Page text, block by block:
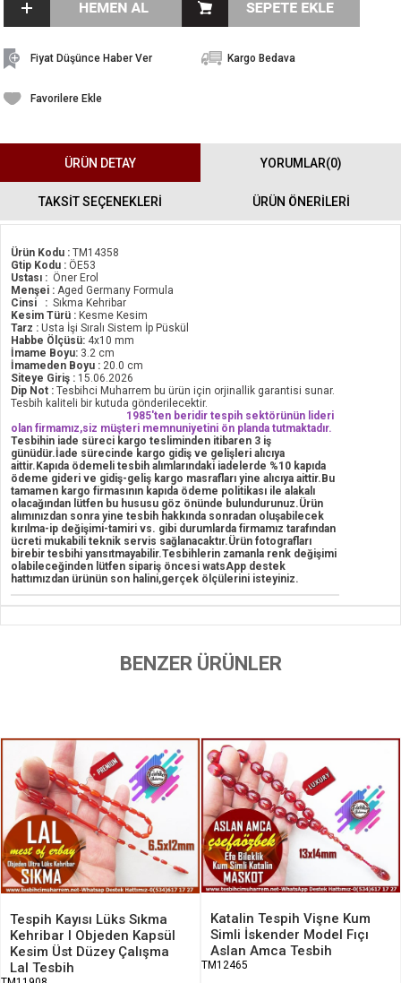
Fiyat Düşünce Haber Ver Kargo Bedava
Favorilere Ekle
ÜRÜN DETAY YORUMLAR(0)
TAKSİT SEÇENEKLERİ ÜRÜN ÖNERILERI
Ürün Kodu : TM14358
Gtip Kodu : ÖE53
Ustası : Öner Erol
Menşei : Aged Germany Formula
Cinsi : Sıkma Kehribar
Kesim Türü : Kesme Kesim
Tarz : Usta İşi Sıralı Sistem İp Püskül
Habbe Ölçüsü: 4x10 mm
İmame Boyu: 3.2 cm
İmameden Boyu : 20.0 cm
Siteye Giriş : 15.06.2026
Dip Not : Tesbihci Muharrem bu ürün için orjinallik garantisi sunar.
Tesbih kaliteli bir kutuda gönderilecektir.
1985'ten beridir tespih sektörünün lideri
olan firmamız,siz müşteri memnuniyetini ön planda tutmaktadır.
Tesbihin iade süreci kargo tesliminden itibaren 3 iş
günüdür.İade sürecinde kargo gidiş ve gelişleri alıcıya
aittir.Kapıda ödemeli tesbih alımlarındaki iadelerde %10 kapıda
ödeme gideri ve gidiş-geliş kargo masrafları yine alıcıya aittir.Bu
tamamen kargo firmasının kapıda ödeme politikası ile alakalı
olacağından lütfen bu hususu göz önünde bulundurunuz.Ürün
alımınızdan sonra yine tesbih hakkında sonradan oluşabilecek
kırılma-ip değişimi-tamiri vs. gibi durumlarda firmamız tarafından
ücreti mukabili teknik servis sağlanacaktır.Ürün fotografları
birebir tesbihi yansıtmayabilir.Tesbihlerin zamanla renk değişimi
olabileceğinden lütfen sipariş öncesi watsApp destek
hattımızdan ürünün son halini,gerçek ölçülerini isteyiniz.
BENZER ÜRÜNLER
Tespih Kayısı Lüks Sıkma
Kehribar I Objeden Kapsül
Kesim Üst Düzey Çalışma
Lal Tesbih
Katalin Tespih Vişne Kum
Simli İskender Model Fıçı
Aslan Amca Tesbih
TM12465